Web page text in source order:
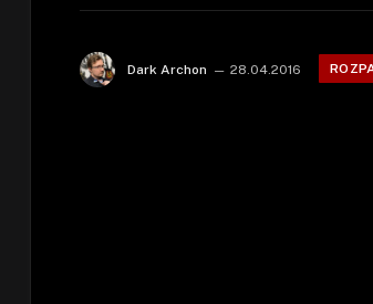
Dark Archon 28.04.2016